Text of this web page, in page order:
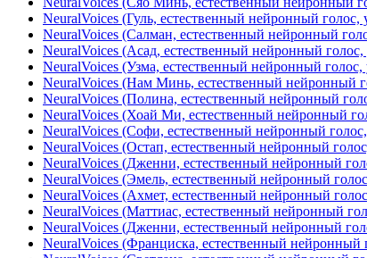
NeuralVoices (Гуль, естественный нейронный голос,
NeuralVoices (Салман, естественный нейронный
NeuralVoices (Асад, естественный нейронный голос,
NeuralVoices (Узма, естественный нейронный голос,
NeuralVoices (Нам Минь, естественный нейронный
NeuralVoices (Полина, естественный нейронный
NeuralVoices (Хоай Ми, естественный нейронный
NeuralVoices (Софи, естественный нейронный
NeuralVoices (Остап, естественный нейронный
NeuralVoices (Дженни, естественный нейронный
NeuralVoices (Эмель, естественный нейронный
NeuralVoices (Ахмет, естественный нейронный
NeuralVoices (Маттиас, естественный нейронный
NeuralVoices (Дженни, естественный нейронный
NeuralVoices (Франциска, естественный нейронный